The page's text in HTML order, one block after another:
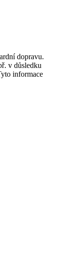
dopravu.
v důsledku
informace